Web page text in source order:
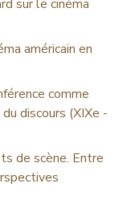
sur le cinéma
américain en
comme
discours (XIXe -
de scène. Entre